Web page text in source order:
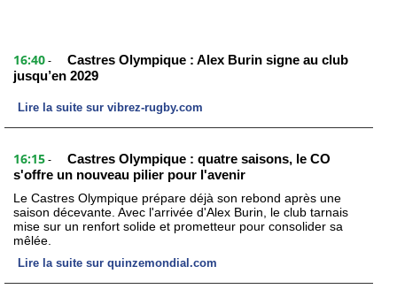
16:40 -
Castres Olympique : Alex Burin signe au club
jusqu’en 2029
Lire la suite sur vibrez-rugby.com
16:15 -
Castres Olympique : quatre saisons, le CO
s'offre un nouveau pilier pour l'avenir
Le Castres Olympique prépare déjà son rebond après une
saison décevante. Avec l'arrivée d'Alex Burin, le club tarnais
mise sur un renfort solide et prometteur pour consolider sa
mêlée.
Lire la suite sur quinzemondial.com